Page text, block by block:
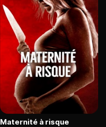
Maternité à risque